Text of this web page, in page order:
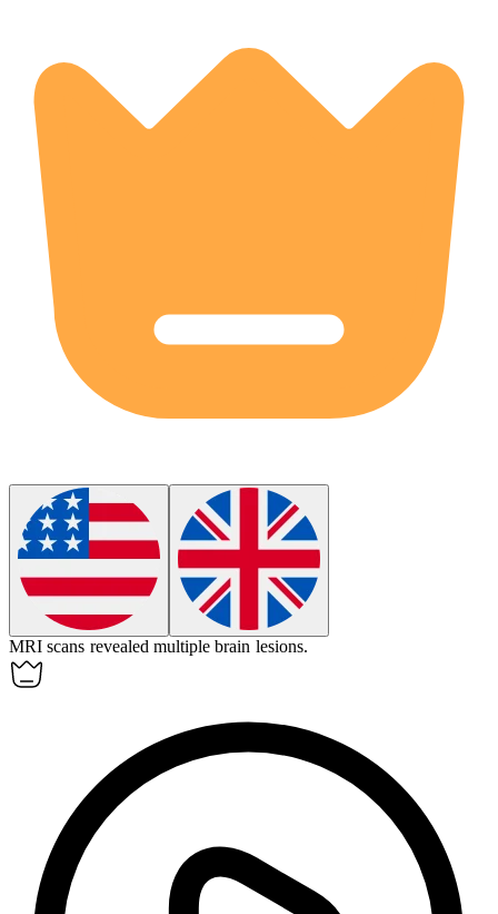
MRI scans revealed multiple brain lesions.